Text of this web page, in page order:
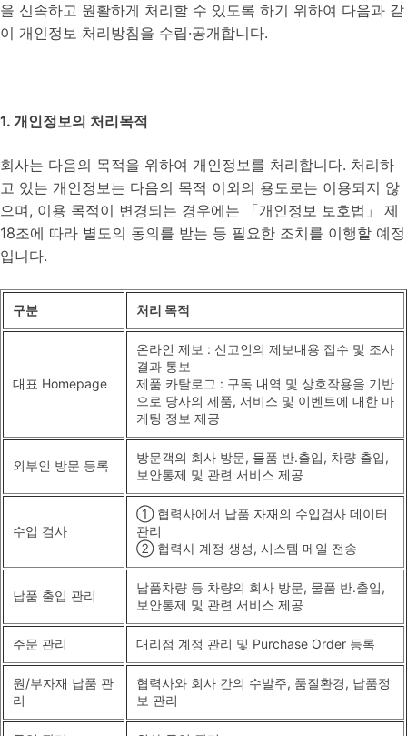
을 신속하고 원활하게 처리할 수 있도록 하기 위하여 다음과 같
이 개인정보 처리방침을 수립·공개합니다.
1. 개인정보의 처리목적
회사는 다음의 목적을 위하여 개인정보를 처리합니다. 처리하
고 있는 개인정보는 다음의 목적 이외의 용도로는 이용되지 않
으며, 이용 목적이 변경되는 경우에는 「개인정보 보호법」 제
18조에 따라 별도의 동의를 받는 등 필요한 조치를 이행할 예정
입니다.
구분 처리 목적
대표 Homepage
온라인 제보 : 신고인의 제보내용 접수 및 조사
결과 통보
제품 카탈로그 : 구독 내역 및 상호작용을 기반
으로 당사의 제품, 서비스 및 이벤트에 대한 마
케팅 정보 제공
외부인 방문 등록
방문객의 회사 방문, 물품 반.출입, 차량 출입,
보안통제 및 관련 서비스 제공
수입 검사
① 협력사에서 납품 자재의 수입검사 데이터
관리
② 협력사 계정 생성, 시스템 메일 전송
납품 출입 관리
납품차량 등 차량의 회사 방문, 물품 반.출입,
보안통제 및 관련 서비스 제공
주문 관리 대리점 계정 관리 및 Purchase Order 등록
원/부자재 납품 관
리
협력사와 회사 간의 수발주, 품질환경, 납품정
보 관리